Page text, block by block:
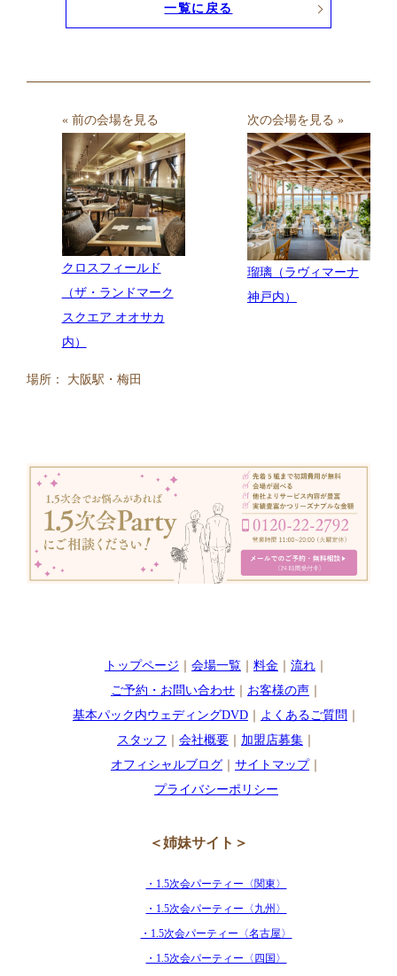
一覧に戻る
« 前の会場を見る
クロスフィールド
（ザ・ランドマーク
スクエア オオサカ
内）
次の会場を見る »
瑠璃（ラヴィマーナ
神戸内）
場所： 大阪駅・梅田
トップページ 会場一覧｜ 料金 流れ｜
ご予約・お問い合わせ｜ お客様の声｜
基本パック内ウェディングDVD｜ よくあるご質問
スタッフ
会社概要｜ 加盟店募集｜
オフィシャルブログ｜ サイトマップ｜
プライバシーポリシー
＜姉妹サイト＞
・1.5次会パーティー〈関東〉
・1.5次会パーティー〈九州〉
・1.5次会パーティー〈名古屋〉
・1.5次会パーティー〈四国〉